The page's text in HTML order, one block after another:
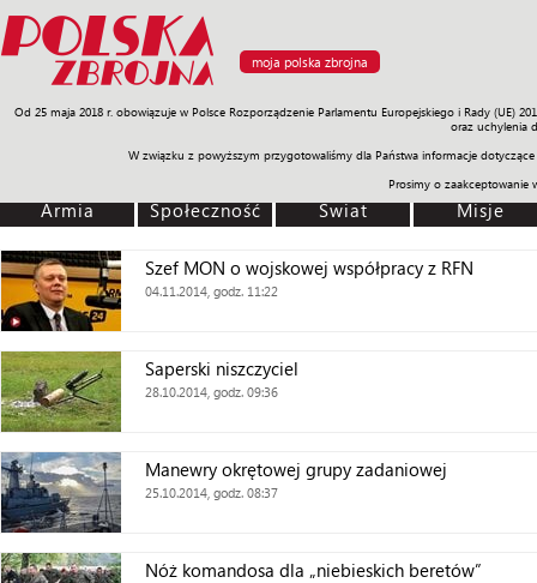
moja polska zbrojna
Od 25 maja 2018 r. obowiązuje w Polsce Rozporządzenie Parlamentu Europejskiego i Rady
oraz uchylenia
W związku z powyższym przygotowaliśmy dla Państwa informacje
Prosimy o
Armia Poligon Sprzęt Misje Polityka Prawo Świat
Armia Społeczność Świat Misje
Szef MON o wojskowej współpracy z RFN
04.11.2014, godz. 11:22
Saperski niszczyciel
28.10.2014, godz. 09:36
Manewry okrętowej grupy zadaniowej
25.10.2014, godz. 08:37
Nóż komandosa dla „niebieskich beretów”